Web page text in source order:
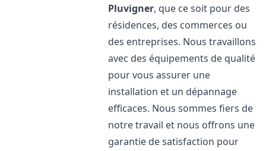
Pluvigner, que ce soit pour des
résidences, des commerces ou
des entreprises. Nous travaillons
avec des équipements de qualité
pour vous assurer une
installation et un dépannage
efficaces. Nous sommes fiers de
notre travail et nous offrons une
garantie de satisfaction pour